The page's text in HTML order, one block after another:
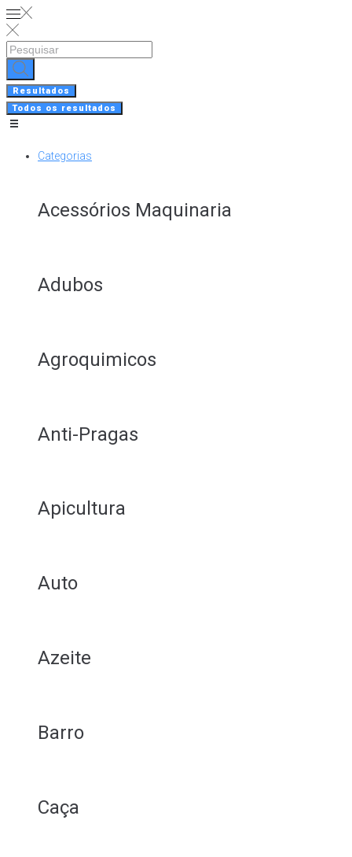
Skip
to
content
Search
Resultados
Todos os resultados
Categorias
Acessórios Maquinaria
Adubos
Agroquimicos
Anti-Pragas
Apicultura
Auto
Azeite
Barro
Caça